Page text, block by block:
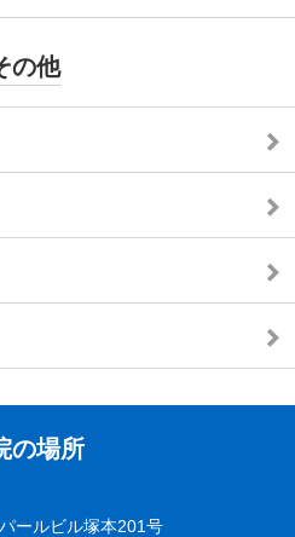
の他
の場所
ールビル塚本201号